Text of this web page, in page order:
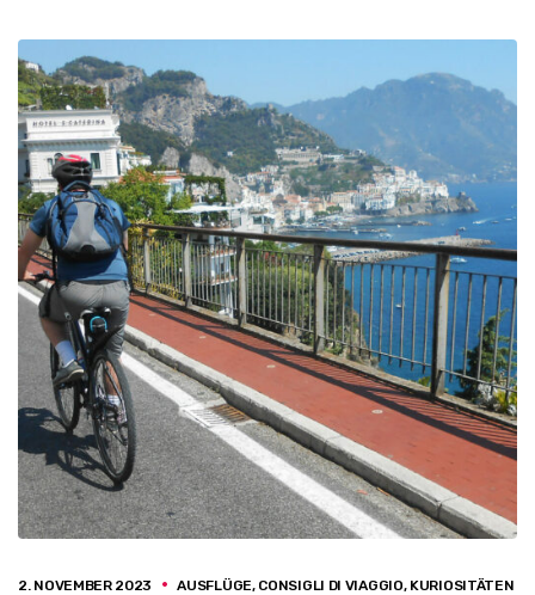
2. NOVEMBER 2023 AUSFLÜGE, CONSIGLI DI VIAGGIO, KURIOSITÄTEN